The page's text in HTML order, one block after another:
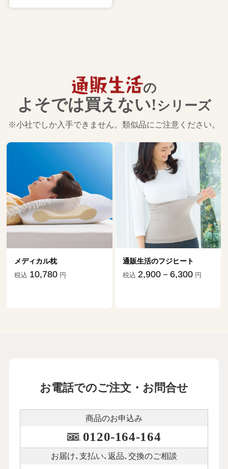
の
よそでは買えない!シリーズ
※小社でしか入手できません。類似品にご注意ください。
メディカル枕
税込 10,780 円
通販生活のフジヒート
税込 2,900－6,300 円
お電話でのご注文・お問合せ
商品のお申込み
0120-164-164
お届け､支払い､ 返品､交換のご相談